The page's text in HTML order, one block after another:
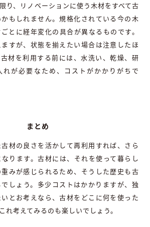
り、リノベーションに使う木材をすべて古
もしれません。規格化されている今の木
とに経年変化の具合が異なるものです。
すが、状態を揃えたい場合は注意したほ
材を利用する前には、水洗い、乾燥、研
れが必要なため、コストがかかりがちで
まとめ
材の良さを活かして再利用すれば、さら
ります。古材には、それを使って暮らし
みが感じられるため、そうした歴史も古
しょう。多少コストはかかりますが、独
とお考えなら、古材をどこに何を使った
れ考えてみるのも楽しいでしょう。